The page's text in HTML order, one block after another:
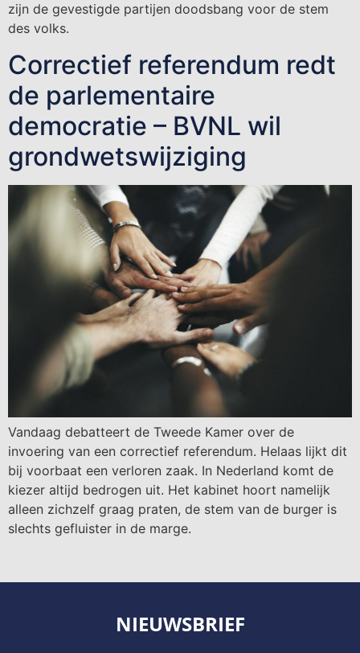
zijn de gevestigde partijen doodsbang voor de stem
des volks.
Correctief referendum redt
de parlementaire
democratie – BVNL wil
grondwetswijziging
Vandaag debatteert de Tweede Kamer over de
invoering van een correctief referendum. Helaas lijkt dit
bij voorbaat een verloren zaak. In Nederland komt de
kiezer altijd bedrogen uit. Het kabinet hoort namelijk
alleen zichzelf graag praten, de stem van de burger is
slechts gefluister in de marge.
NIEUWSBRIEF